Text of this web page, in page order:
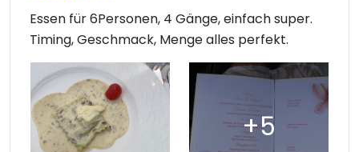
Essen für 6Personen, 4 Gänge, einfach super.
Timing, Geschmack, Menge alles perfekt.